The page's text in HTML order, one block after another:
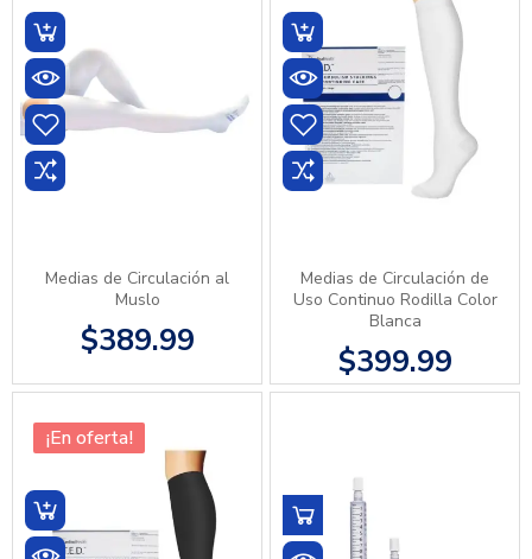
Medias de Circulación al
Muslo
$389.99
Medias de Circulación de
Uso Continuo Rodilla Color
Blanca
$399.99
¡En oferta!